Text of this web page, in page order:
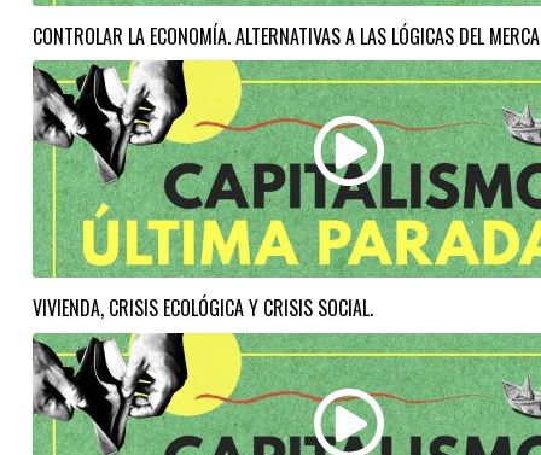
CONTROLAR LA ECONOMÍA. ALTERNATIVAS A LAS LÓGICAS DEL
VIVIENDA, CRISIS ECOLÓGICA Y CRISIS SOCIAL.